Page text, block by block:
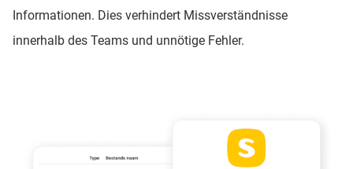
Informationen. Dies verhindert Missverständnisse
innerhalb des Teams und unnötige Fehler.